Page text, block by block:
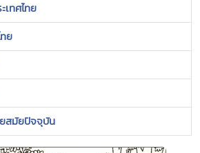
เทศไทย
ย
สมัยปัจจุบัน